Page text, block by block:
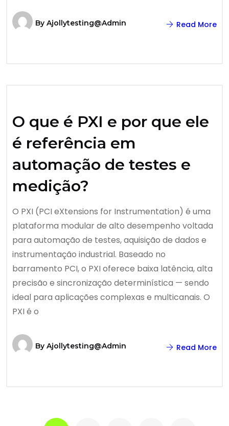
By Ajollytesting@admin Read More
O que é PXI e por que ele
é referência em
automação de testes e
medição?
O PXI (PCI eXtensions for Instrumentation) é uma
plataforma modular de alto desempenho voltada
para automação de testes, aquisição de dados e
instrumentação industrial. Baseado no
barramento PCI, o PXI oferece baixa latência, alta
precisão e sincronização determinística — sendo
ideal para aplicações complexas e multicanais. O
PXI é o
By Ajollytesting@admin Read More